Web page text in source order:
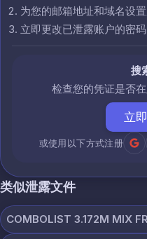
为您的邮箱地址和域名设
立即更改已泄露账户的密码
搜
检查您的凭证是否
立
或使用以下方式注册
类似泄露文件
COMBOLIST 3.172M MIX